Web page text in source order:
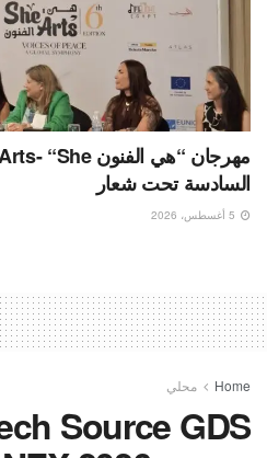
السادسة تحت شعار
Home محلي